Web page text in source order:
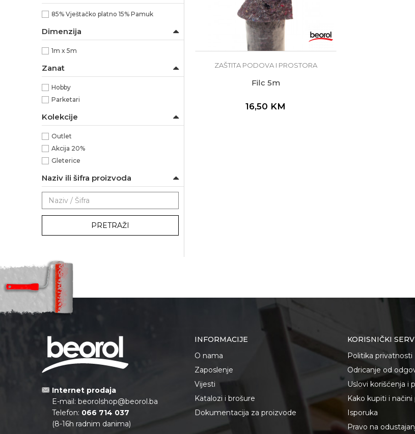
85% Vještačko platno 15% Pamuk
Dimenzija
1m x 5m
Zanat
Hobby
Parketari
Kolekcije
Outlet
Akcija 20%
Gleterice
Naziv ili šifra proizvoda
PRETRAŽI
ZAŠTITA PODOVA I PROSTORA
Filc 5m
16,50 KM
Internet prodaja
E-mail: beorolshop@beorol.ba
Telefon: 066 714 037
(8-16h radnim danima)
INFORMACIJE
O nama
Zaposlenje
Vijesti
Katalozi i brošure
Dokumentacija za proizvode
KORISNIČKI
Politika privatnosti
Odricanje od
Uslovi korišćenja i
Kako kupiti i načini
Isporuka
Pravo na